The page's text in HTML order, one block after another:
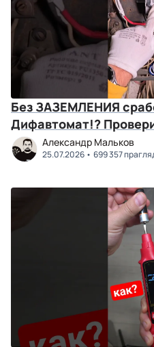
Без ЗАЗЕМЛЕНИЯ
Дифавтомат!?
Александр Мальков
25.07.2026 699 357